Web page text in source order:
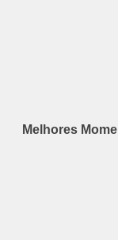
Melhores